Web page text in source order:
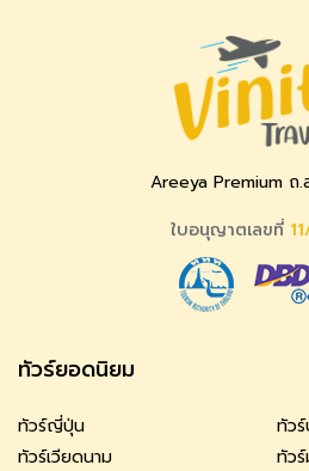
Areeya Premium ถ.
ใบอนุญาตเลขที่
ทัวร์ยอดนิยม
ทัวร์ญี่ปุ่น
ทัว
ทัวร์เวียดนาม
ทัว